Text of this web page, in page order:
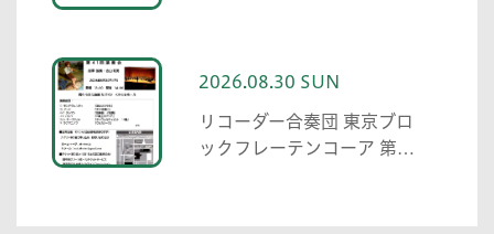
2026.08.30 SUN
リコーダー合奏団 東京ブロ
ックフレーテンコーア 第41